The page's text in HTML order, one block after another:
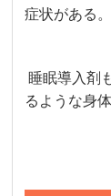
症状がある。
睡眠導入剤
るような身